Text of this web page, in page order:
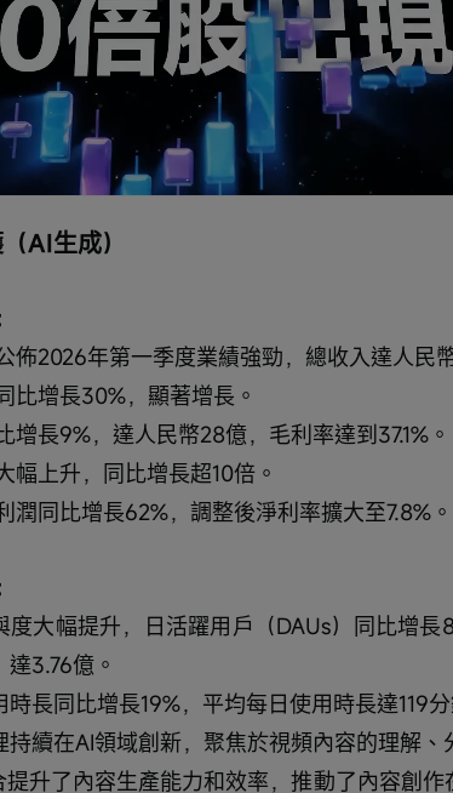
放
AI生成）
佈2026年第一季度業績強勁，總收入達人民
比增長30%，顯著增長。
增長9%，達人民幣28億，毛利率達到37.1%。
幅上升，同比增長超10倍。
潤同比增長62%，調整後淨利率擴大至7.8%。
度大幅提升，日活躍用戶（DAUs）同比增長
達3.76億。
長同比增長19%，平均每日使用時長達119分
持續在AI領域創新，聚焦於視頻內容的理解、
提升了內容生產能力和效率，推動了內容創